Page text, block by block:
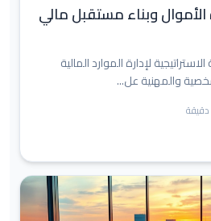
الأموال وبناء مستقبل مالي
لإدارة الموارد المالية
والمهنية عل...